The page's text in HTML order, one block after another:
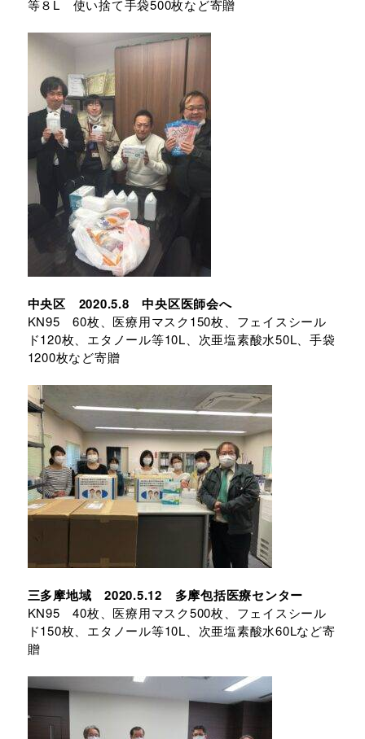
等８L 使い捨て手袋500枚など寄贈
中央区 2020.5.8 中央区医師会へ
KN95 60枚、医療用マスク150枚、フェイスシール
ド120枚、エタノール等10L、次亜塩素酸水50L、手袋
1200枚など寄贈
三多摩地域 2020.5.12 多摩包括医療センター
KN95 40枚、医療用マスク500枚、フェイスシール
ド150枚、エタノール等10L、次亜塩素酸水60Lなど寄
贈